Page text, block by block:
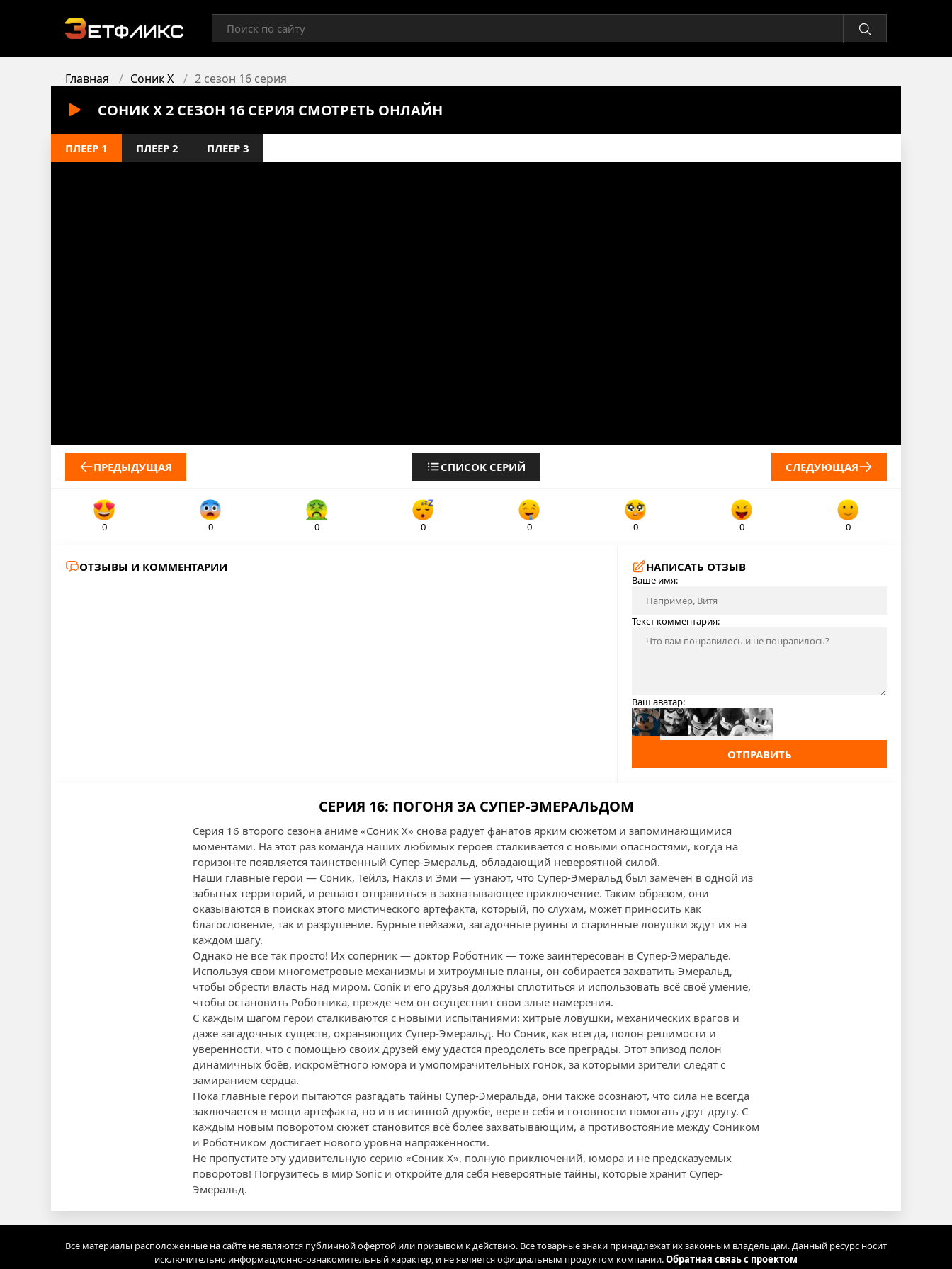
Главная Соник X 2 сезон 16 серия
СОНИК X 2 СЕЗОН 16 СЕРИЯ СМОТРЕТЬ ОНЛАЙН
ПЛЕЕР 1 ПЛЕЕР 2 ПЛЕЕР 3
ПРЕДЫДУЩАЯ СПИСОК СЕРИЙ СЛЕДУЮЩАЯ
0 0 0 0 0 0 0 0
ОТЗЫВЫ И КОММЕНТАРИИ НАПИСАТЬ ОТЗЫВ
Ваше имя:
Текст комментария:
Ваш аватар:
ОТПРАВИТЬ
СЕРИЯ 16: ПОГОНЯ ЗА СУПЕР-ЭМЕРАЛЬДОМ
Серия 16 второго сезона аниме «Соник X» снова радует фанатов ярким сюжетом и запоминающимися
моментами. На этот раз команда наших любимых героев сталкивается с новыми опасностями, когда на
горизонте появляется таинственный Супер-Эмеральд, обладающий невероятной силой.
Наши главные герои — Соник, Тейлз, Наклз и Эми — узнают, что Супер-Эмеральд был замечен в одной из
забытых территорий, и решают отправиться в захватывающее приключение. Таким образом, они
оказываются в поисках этого мистического артефакта, который, по слухам, может приносить как
благословение, так и разрушение. Бурные пейзажи, загадочные руины и старинные ловушки ждут их на
каждом шагу.
Однако не всё так просто! Их соперник — доктор Роботник — тоже заинтересован в Супер-Эмеральде.
Используя свои многометровые механизмы и хитроумные планы, он собирается захватить Эмеральд,
чтобы обрести власть над миром. Сoniк и его друзья должны сплотиться и использовать всё своё умение,
чтобы остановить Роботника, прежде чем он осуществит свои злые намерения.
С каждым шагом герои сталкиваются с новыми испытаниями: хитрые ловушки, механических врагов и
даже загадочных существ, охраняющих Супер-Эмеральд. Но Соник, как всегда, полон решимости и
уверенности, что с помощью своих друзей ему удастся преодолеть все преграды. Этот эпизод полон
динамичных боёв, искромётного юмора и умопомрачительных гонок, за которыми зрители следят с
замиранием сердца.
Пока главные герои пытаются разгадать тайны Супер-Эмеральда, они также осознают, что сила не всегда
заключается в мощи артефакта, но и в истинной дружбе, вере в себя и готовности помогать друг другу. С
каждым новым поворотом сюжет становится всё более захватывающим, а противостояние между Соником
и Роботником достигает нового уровня напряжённости.
Не пропустите эту удивительную серию «Соник X», полную приключений, юмора и не предсказуемых
поворотов! Погрузитесь в мир Sonic и откройте для себя невероятные тайны, которые хранит Супер-
Эмеральд.
Все материалы расположенные на сайте не являются публичной офертой или призывом к действию. Все товарные знаки принадлежат их законным владельцам. Данный ресурс носит
исключительно информационно-ознакомительный характер, и не является официальным продуктом компании.Обратная связь с проектом